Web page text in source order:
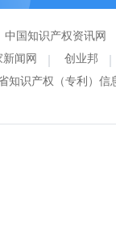
中国知识产权资讯网
新闻网 创业邦
知识产权（专利）信